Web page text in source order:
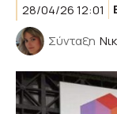
28/04/26 12:01
Σύνταξη